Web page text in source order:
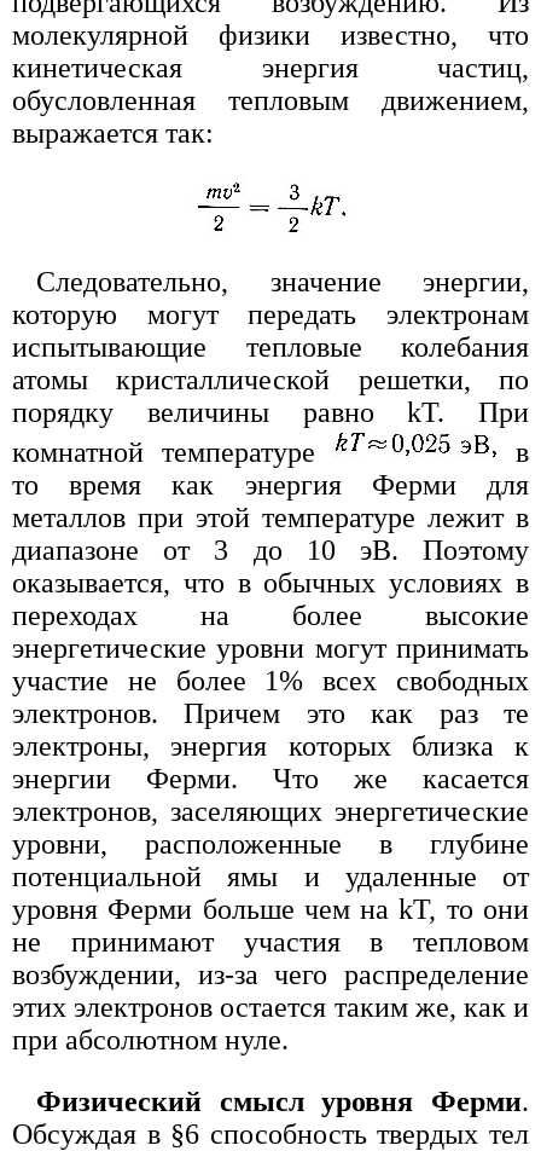
молекулярной физики известно, что
кинетическая энергия частиц,
обусловленная тепловым движением,
выражается так:
Следовательно, значение энергии,
которую могут передать электронам
испытывающие тепловые колебания
атомы кристаллической решетки, по
порядку величины равно kT. При
комнатной температуре
в
то время как энергия Ферми для
металлов при этой температуре лежит в
диапазоне от 3 до 10 эВ. Поэтому
оказывается, что в обычных условиях в
переходах на более высокие
энергетические уровни могут принимать
участие не более 1% всех свободных
электронов. Причем это как раз те
электроны, энергия которых близка к
энергии Ферми. Что же касается
электронов, заселяющих энергетические
уровни, расположенные в глубине
потенциальной ямы и удаленные от
уровня Ферми больше чем на kT, то они
не принимают участия в тепловом
возбуждении, из-за чего распределение
этих электронов остается таким же, как и
при абсолютном нуле.
Физический смысл уровня Ферми.
Обсуждая в §6 способность твердых тел